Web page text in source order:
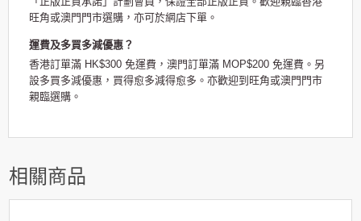
旺角或澳門門市選購，亦可於網店下單。
運費及多買多減優惠？
香港訂單滿 HK$300 免運費，澳門訂單滿 MOP$200 免運費。另
設多買多減優惠，買得愈多減得愈多。亦歡迎到旺角或澳門門市
親臨選購。
相關商品